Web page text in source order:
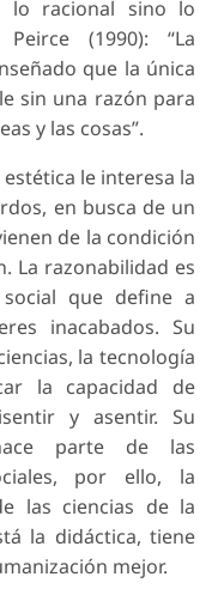
lo racional sino lo
(1990): “La
que la única
sin una razón para
y las cosas”.
le interesa la
en busca de un
de la condición
La razonabilidad es
que define a
inacabados. Su
la tecnología
la capacidad de
y asentir. Su
parte de las
por ello, la
las ciencias de la
la didáctica, tiene
mejor.